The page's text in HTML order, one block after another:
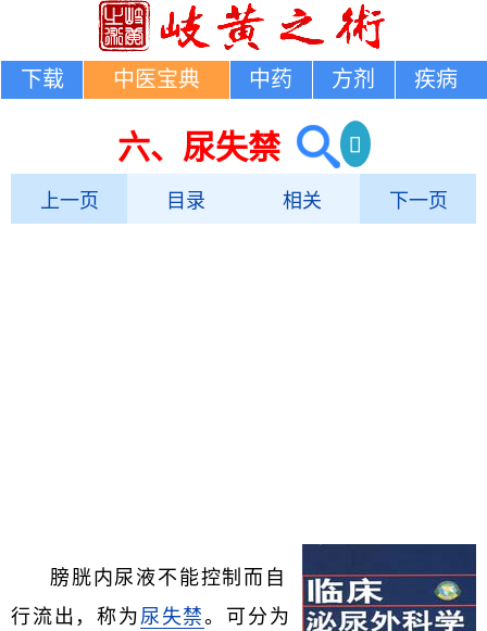
下载 中医宝典 中药 方剂 疾病
六、尿失禁
上一页 目录 相关 下一页
膀胱内尿液不能控制而自
行流出，称为 尿失禁。可分为